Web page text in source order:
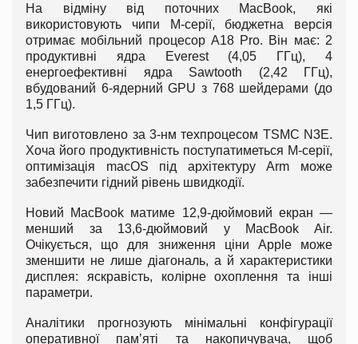
На відміну від поточних MacBook, які
використовують чипи M-серії, бюджетна версія
отримає мобільний процесор A18 Pro. Він має: 2
продуктивні ядра Everest (4,05 ГГц), 4
енергоефективні ядра Sawtooth (2,42 ГГц),
вбудований 6-ядерний GPU з 768 шейдерами (до
1,5 ГГц).
Чип виготовлено за 3-нм техпроцесом TSMC N3E.
Хоча його продуктивність поступатиметься M-серії,
оптимізація macOS під архітектуру Arm може
забезпечити гідний рівень швидкодії.
Новий MacBook матиме 12,9-дюймовий екран —
менший за 13,6-дюймовий у MacBook Air.
Очікується, що для зниження ціни Apple може
зменшити не лише діагональ, а й характеристики
дисплея: яскравість, колірне охоплення та інші
параметри.
Аналітики прогнозують мінімальні конфігурації
оперативної пам’яті та накопичувача, щоб